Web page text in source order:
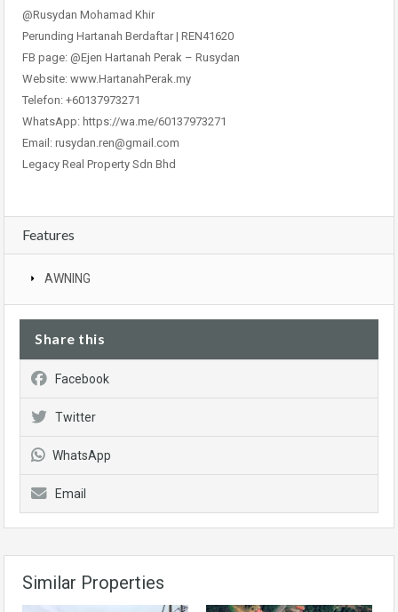
@Rusydan Mohamad Khir
Perunding Hartanah Berdaftar | REN41620
FB page: @Ejen Hartanah Perak – Rusydan
Website: www.HartanahPerak.my
Telefon: +60137973271
WhatsApp: https://wa.me/60137973271
Email: rusydan.ren@gmail.com
Legacy Real Property Sdn Bhd
Features
AWNING
Share this
Facebook
Twitter
WhatsApp
Email
Similar Properties